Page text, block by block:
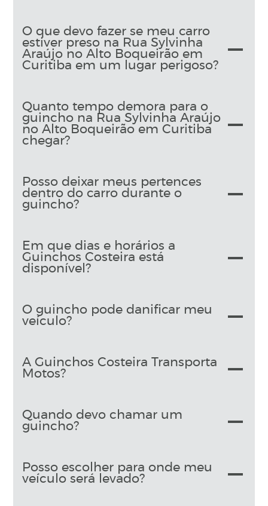
O que devo fazer se meu carro
estiver preso na Rua Sylvinha
Araújo no Alto Boqueirão em
Curitiba em um lugar perigoso?
Quanto tempo demora para o
guincho na Rua Sylvinha Araújo
no Alto Boqueirão em Curitiba
chegar?
Posso deixar meus pertences
dentro do carro durante o
guincho?
Em que dias e horários a
Guinchos Costeira está
disponível?
O guincho pode danificar meu
veículo?
A Guinchos Costeira Transporta
Motos?
Quando devo chamar um
guincho?
Posso escolher para onde meu
veículo será levado?